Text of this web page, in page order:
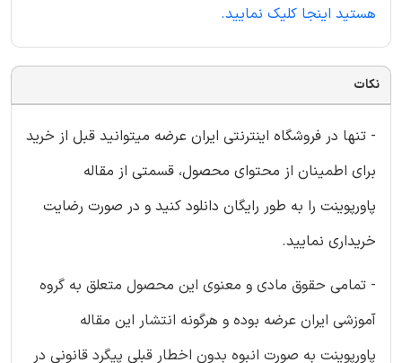
هستید اینجا کلیک نمایید.
نکات
- تنها در فروشگاه اینترنتی ایران عرضه میتوانید قبل از خرید
برای اطمینان از محتوای محصول، قسمتی از مقاله
پاورپوینت را به طور رایگان دانلود کنید و در صورت رضایت
خریداری نمایید.
- تمامی حقوق مادی و معنوی این محصول متعلق به گروه
آموزشی ایران عرضه بوده و هرگونه انتشار این مقاله
پاورپوینت به صورت انبوه بدون اخطار قبلی پیگرد قانونی در